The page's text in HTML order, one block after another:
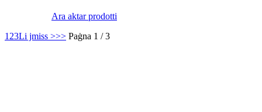
Ara aktar prodotti
1 23Li jmiss >>> Paġna 1 / 3